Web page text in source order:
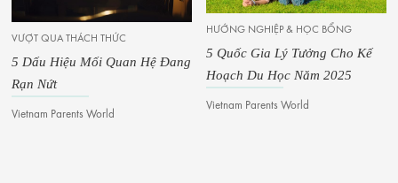
VƯỢT QUA THÁCH THỨC
5 Dấu Hiệu Mối Quan Hệ Đang
Rạn Nứt
Vietnam Parents World
HƯỚNG NGHIỆP & HỌC BỔNG
5 Quốc Gia Lý Tưởng Cho Kế
Hoạch Du Học Năm 2025
Vietnam Parents World